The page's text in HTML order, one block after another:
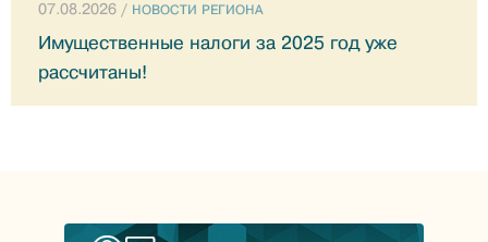
07.08.2026 / НОВОСТИ РЕГИОНА
Имущественные налоги за 2025 год уже
рассчитаны!